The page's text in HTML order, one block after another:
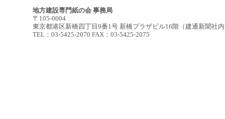
地方建設専門紙の会 事務局
〒105-0004
東京都港区新橋四丁目9番1号 新橋プラザビル16階（建通新聞社
TEL：03-5425-2070 FAX：03-5425-2075